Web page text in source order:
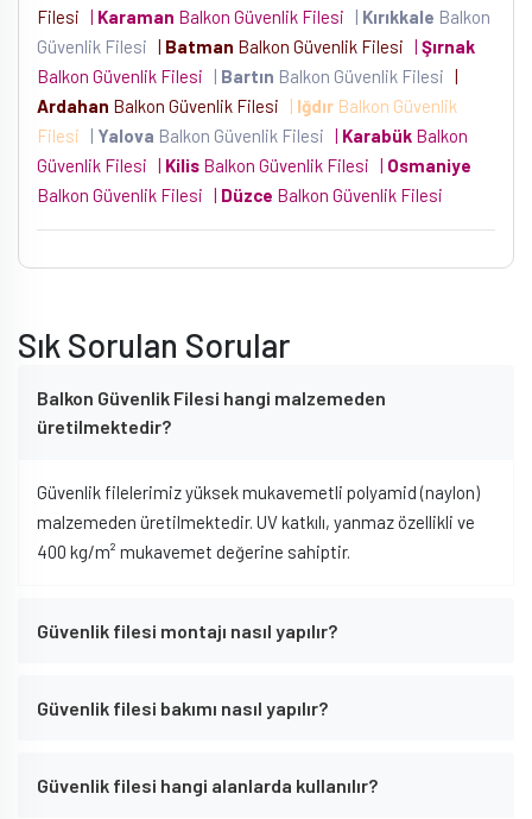
Filesi | Karaman Balkon Güvenlik Filesi | Kırıkkale Balkon
Güvenlik Filesi | Batman Balkon Güvenlik Filesi | Şırnak
Balkon Güvenlik Filesi
| Bartın Balkon Güvenlik Filesi |
Ardahan Balkon Güvenlik Filesi | Iğdır Balkon Güvenlik
Filesi
| Yalova Balkon Güvenlik Filesi | Karabük Balkon
Güvenlik Filesi | Kilis Balkon Güvenlik Filesi | Osmaniye
Balkon Güvenlik Filesi | Düzce Balkon Güvenlik Filesi
Sık Sorulan Sorular
Balkon Güvenlik Filesi hangi malzemeden
üretilmektedir?
Güvenlik filelerimiz yüksek mukavemetli polyamid (naylon)
malzemeden üretilmektedir. UV katkılı, yanmaz özellikli ve
400 kg/m² mukavemet değerine sahiptir.
Güvenlik filesi montajı nasıl yapılır?
Güvenlik filesi bakımı nasıl yapılır?
Güvenlik filesi hangi alanlarda kullanılır?